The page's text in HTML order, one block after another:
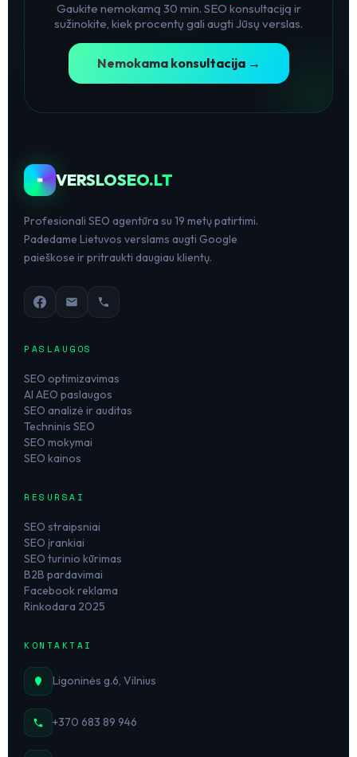
Gaukite nemokamą 30 min. SEO konsultaciją ir
sužinokite, kiek procentų gali augti Jūsų verslas.
Nemokama konsultacija →
VERSLOSEO.LT
Profesionali SEO agentūra su 19 metų patirtimi.
Padedame Lietuvos verslams augti Google
paieškose ir pritraukti daugiau klientų.
PASLAUGOS
SEO optimizavimas
AI AEO paslaugos
SEO analizė ir auditas
Techninis SEO
SEO mokymai
SEO kainos
RESURSAI
SEO straipsniai
SEO įrankiai
SEO turinio kūrimas
B2B pardavimai
Facebook reklama
Rinkodara 2025
KONTAKTAI
Ligoninės g.6, Vilnius
+370 683 89 946